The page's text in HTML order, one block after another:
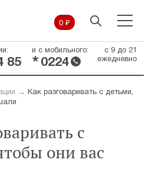
0 ₽
85
и с мобильного:
* 0224
с 9 до 21
ежедневно
→
Как разговаривать с детьми,
с
они вас